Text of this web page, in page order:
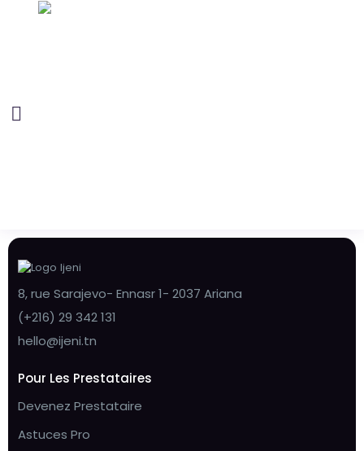
8, rue Sarajevo- Ennasr 1- 2037 Ariana
(+216) 29 342 131
hello@ijeni.tn
Pour Les Prestataires
Devenez Prestataire
Astuces Pro